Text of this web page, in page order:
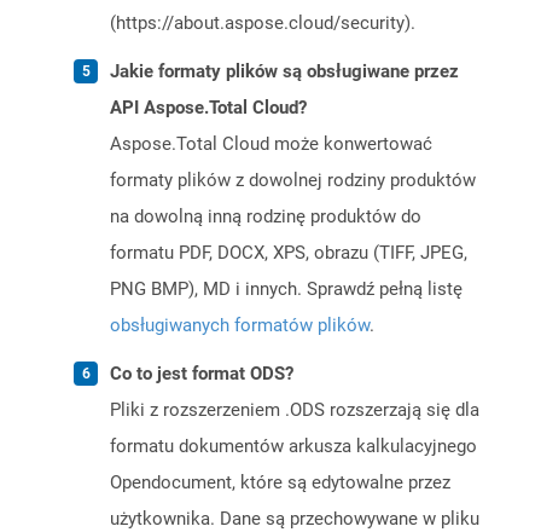
(https://about.aspose.cloud/security).
Jakie formaty plików są obsługiwane przez
API Aspose.Total Cloud?
Aspose.Total Cloud może konwertować
formaty plików z dowolnej rodziny produktów
na dowolną inną rodzinę produktów do
formatu PDF, DOCX, XPS, obrazu (TIFF, JPEG,
PNG BMP), MD i innych. Sprawdź pełną listę
obsługiwanych formatów plików.
Co to jest format ODS?
Pliki z rozszerzeniem .ODS rozszerzają się dla
formatu dokumentów arkusza kalkulacyjnego
Opendocument, które są edytowalne przez
użytkownika. Dane są przechowywane w pliku